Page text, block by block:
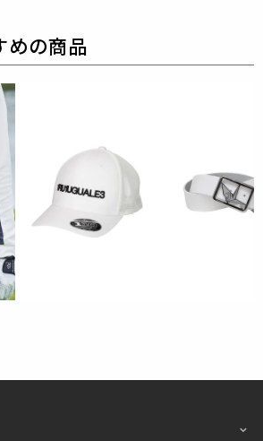
らかさが増し、
リウレタンの高弾性特性が生地
え、
対応し、着用時の締め付け感があ
、泡状のテクスチャー構造が空気
地の通気性を高め、
に涼しい着心地を実現。
イロンは高い強度と耐摩耗性を
くく、